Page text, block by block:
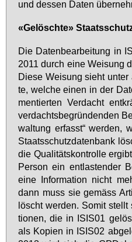
und des­sen Da­ten
«Ge­lösch­te»
Die Da­ten­be­ar­bei­tung in
2011 durch ei­ne Wei­sung
Die­se Wei­sung sieht
te, wel­che ei­nen in der
men­tier­ten Ver­dacht
ver­dachts­be­grün­den­den
wal­tung er­fasst“ wer­den,
Staats­schutz­da­ten­bank
die Qua­li­täts­kon­trol­le
Per­son ein ent­las­ten­der
ei­ne In­for­ma­ti­on nicht
dann muss sie ge­mäss
löscht wer­den. So­mit
tio­nen, die in ISIS01
als Ko­pi­en in ISIS02